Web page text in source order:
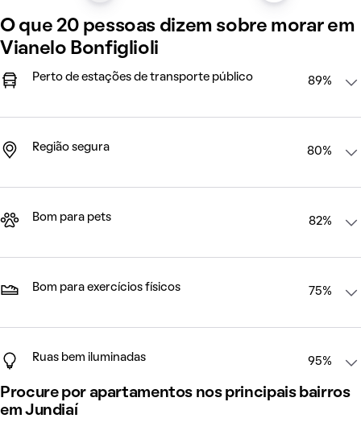
O que 20 pessoas dizem sobre morar em
Vianelo Bonfiglioli
Perto de estações de transporte público 89%
Região segura 80%
Bom para pets 82%
Bom para exercícios físicos 75%
Ruas bem iluminadas 95%
Procure por apartamentos nos principais bairros
em Jundiaí